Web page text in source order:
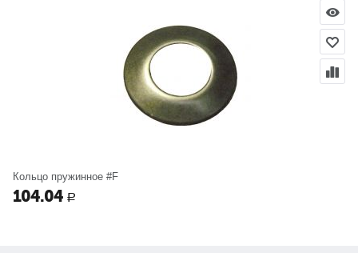
Кольцо пружинное #F
104.04 Р